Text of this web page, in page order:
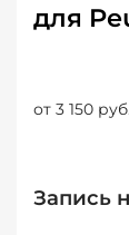
для
от 3 150 руб.
Запись